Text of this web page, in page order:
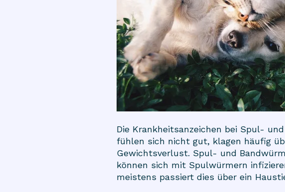
Die Krankheitsanzeichen bei Spul-
fühlen sich nicht gut, klagen häufig
Gewichtsverlust. Spul- und
können sich mit Spulwürmern
meistens passiert dies über ein